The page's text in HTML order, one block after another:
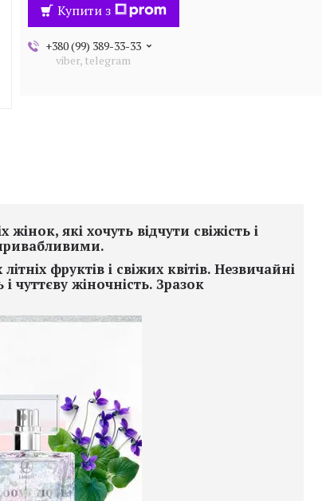
Купити з
+380 (99) 389-33-33
viber, telegram
жінок, які хочуть відчути свіжість і
фруктів і свіжих квітів. Незвичайні
чуттєву жіночність. Зразок